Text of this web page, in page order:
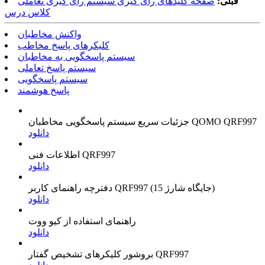
کلاس درس
واکنش مخاطبان
کلیکرهای پاسخ مخاطب
سیستم پاسخگویی به مخاطبان
سیستم پاسخ تعاملی
سیستم پاسخگویی
پاسخ هوشمند
جزئیات سریع سیستم پاسخگویی مخاطبان QOMO QRF997
دانلود
اطلاعات فنی QRF997
دانلود
دفترچه راهنمای کاربر QRF997 (15 جایگاه شارژ)
دانلود
راهنمای استفاده از کیو ووت
دانلود
بروشور کلیکرهای تشخیص گفتار QRF997